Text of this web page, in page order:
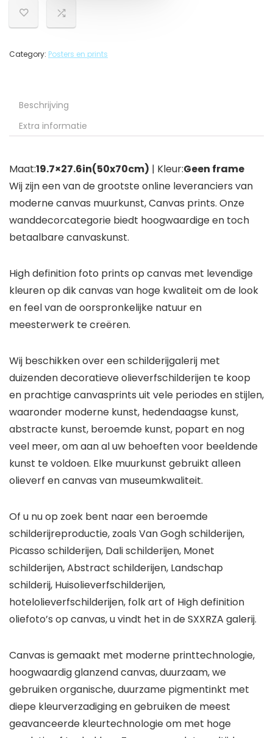
Category: Posters en prints
Beschrijving
Extra informatie
Maat:19.7×27.6in(50x70cm) | Kleur:Geen frame
Wij zijn een van de grootste online leveranciers van
moderne canvas muurkunst, Canvas prints. Onze
wanddecorcategorie biedt hoogwaardige en toch
betaalbare canvaskunst.
High definition foto prints op canvas met levendige
kleuren op dik canvas van hoge kwaliteit om de look
en feel van de oorspronkelijke natuur en
meesterwerk te creëren.
Wij beschikken over een schilderijgalerij met
duizenden decoratieve olieverfschilderijen te koop
en prachtige canvasprints uit vele periodes en stijlen,
waaronder moderne kunst, hedendaagse kunst,
abstracte kunst, beroemde kunst, popart en nog
veel meer, om aan al uw behoeften voor beeldende
kunst te voldoen. Elke muurkunst gebruikt alleen
olieverf en canvas van museumkwaliteit.
Of u nu op zoek bent naar een beroemde
schilderijreproductie, zoals Van Gogh schilderijen,
Picasso schilderijen, Dali schilderijen, Monet
schilderijen, Abstract schilderijen, Landschap
schilderij, Huisolieverfschilderijen,
hotelolieverfschilderijen, folk art of High definition
oliefoto’s op canvas, u vindt het in de SXXRZA galerij.
Canvas is gemaakt met moderne printtechnologie,
hoogwaardig glanzend canvas, duurzaam, we
gebruiken organische, duurzame pigmentinkt met
diepe kleurverzadiging en gebruiken de meest
geavanceerde kleurtechnologie om met hoge